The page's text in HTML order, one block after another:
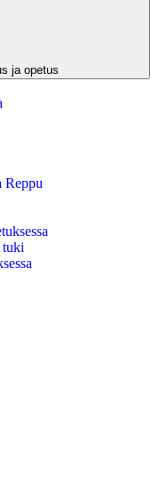
ja opetus
Reppu
tuki